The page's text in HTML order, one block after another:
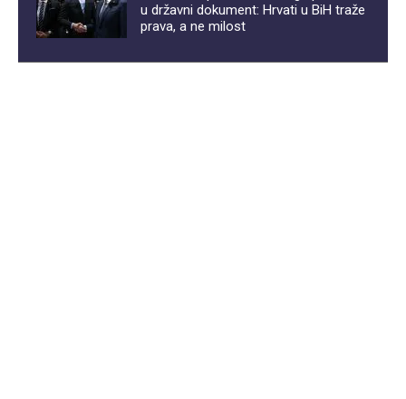
u državni dokument: Hrvati u BiH traže
prava, a ne milost